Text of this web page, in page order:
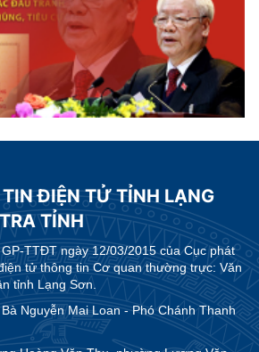
ĐIỆN TỬ TỈNH LẠNG
TỈNH
TTĐT ngày 12/03/2015 của Cục phát
tử thông tin Cơ quan thường trực: Văn
tỉnh Lạng Sơn.
Nguyễn Mai Loan - Phó Chánh Thanh